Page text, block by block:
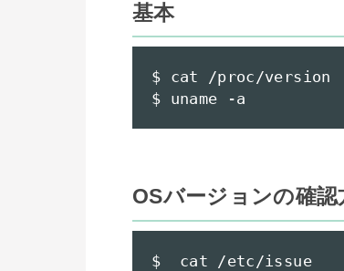
基本
$ cat /proc/version
$ uname -a
OSバージョンの確認
$  cat /etc/issue